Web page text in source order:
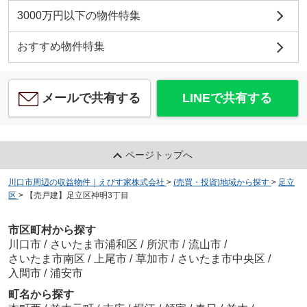
3000万円以下の物件特集
おすすめ物件特集
メールで共有する LINEで共有する
ページトップへ
川口市周辺の収益物件｜えびす家株式会社 > (売買・投資)地域から探す > 足立
区 > 【売戸建】足立区神明3丁目
市区町村から探す
川口市 / さいたま市浦和区 / 所沢市 / 流山市 /
さいたま市南区 / 上尾市 / 草加市 / さいたま市中央区 /
入間市 / 浦安市
町名から探す